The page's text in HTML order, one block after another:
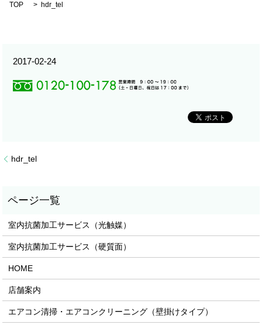
TOP hdr_tel
2017-02-24
hdr_tel
室内抗菌加工サービス（光触媒）
室内抗菌加工サービス（硬質面）
HOME
店舗案内
エアコン清掃・エアコンクリーニング（壁掛けタイプ）